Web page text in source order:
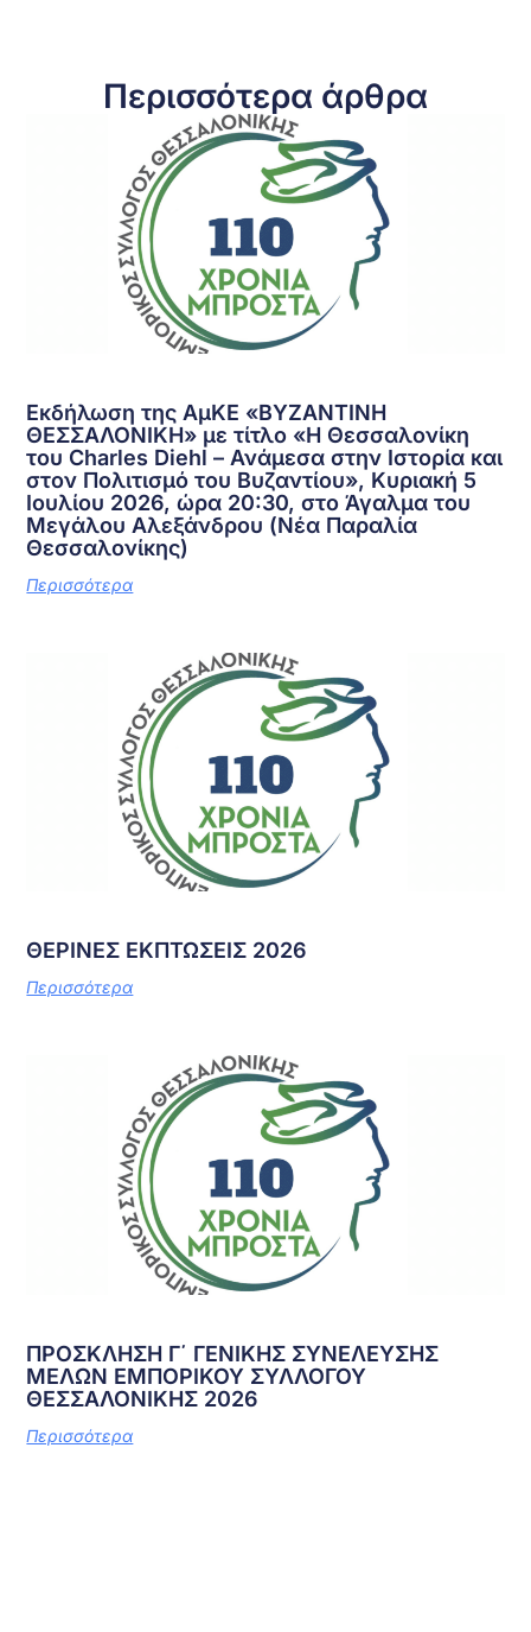
Περισσότερα άρθρα
Εκδήλωση της ΑμΚΕ «ΒΥΖΑΝΤΙΝΗ
ΘΕΣΣΑΛΟΝΙΚΗ» με τίτλο «Η Θεσσαλονίκη
του Charles Diehl – Ανάμεσα στην Ιστορία και
στον Πολιτισμό του Βυζαντίου», Κυριακή 5
Ιουλίου 2026, ώρα 20:30, στο Άγαλμα του
Μεγάλου Αλεξάνδρου (Νέα Παραλία
Θεσσαλονίκης)
Περισσότερα
ΘΕΡΙΝΕΣ ΕΚΠΤΩΣΕΙΣ 2026
Περισσότερα
ΠΡΟΣΚΛΗΣΗ Γ΄ ΓΕΝΙΚΗΣ ΣΥΝΕΛΕΥΣΗΣ
ΜΕΛΩΝ ΕΜΠΟΡΙΚΟΥ ΣΥΛΛΟΓΟΥ
ΘΕΣΣΑΛΟΝΙΚΗΣ 2026
Περισσότερα